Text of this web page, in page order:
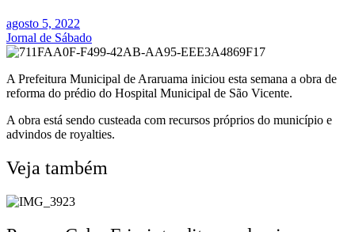
agosto 5, 2022
Jornal de Sábado
A Prefeitura Municipal de Araruama iniciou esta semana a obra de
reforma do prédio do Hospital Municipal de São Vicente.
A obra está sendo custeada com recursos próprios do município e
advindos de royalties.
Veja também